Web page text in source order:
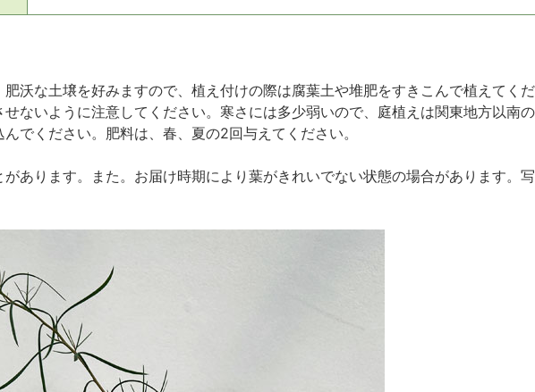
沃な土壌を好みますので、植え付けの際は腐葉土や堆肥をすきこんで植えてく
ないように注意してください。寒さには多少弱いので、庭植えは関東地方以南
でください。肥料は、春、夏の2回与えてください。
あります。また。お届け時期により葉がきれいでない状態の場合があります。